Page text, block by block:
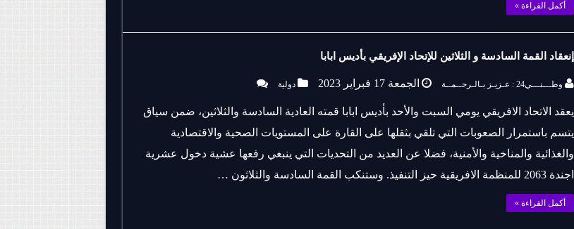
أكمل القراءة »
إنعقاد القمة السادسة و الثلاثين للإتحاد الإفريقي بأديس ابابا
وطـــنـــي24 : عـزيـز بـالـرحــمــة الجمعة 17 فبراير 2023 دولية
يعقد الاتحاد الافريقي يومي السبت والأحد بأديس ابابا قمته العادية السادسة والثلاثين، ضمن سياق
يتسم باستمرار الصعوبات التي تلقي بثقلها على القارة على المستويات الصحية والاقتصادية
والغذائية والمناخية والأمنية، فضلا عن العديد من التحديات التي ينبغي رفعها عشية دخول عشرية
اجندة 2063 للمنظمة الافريقية حيز التنفيذ. وستنكب القمة السادسة والثلاثون …
أكمل القراءة »